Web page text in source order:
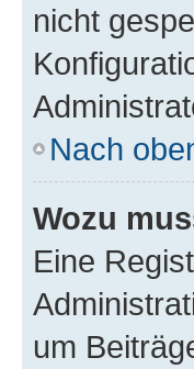
nicht
Nach
Wozu
Eine
um